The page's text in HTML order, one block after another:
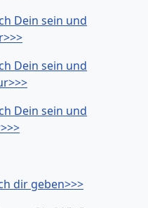
Dein sein und
Dein sein und
Dein sein und
dir geben>>>